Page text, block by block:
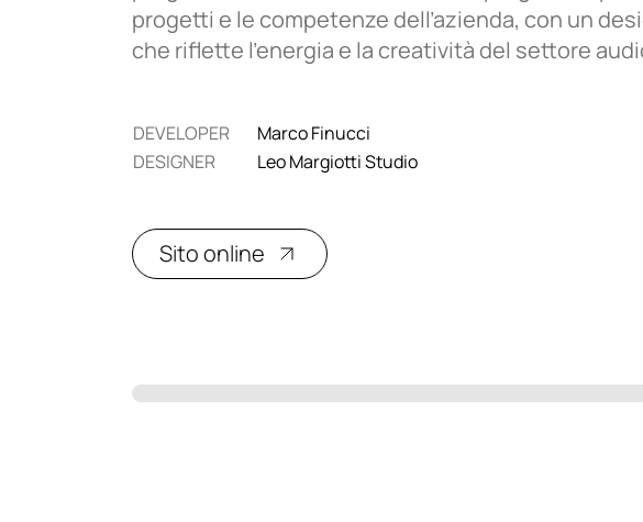
progetti e le competenze dell’azienda, con un
che riflette l'energia e la creatività del settore
DEVELOPER
Marco Finucci
DESIGNER
Leo Margiotti Studio
Sito online